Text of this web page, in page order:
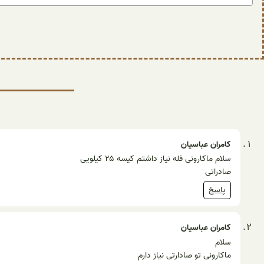
کامران عباسیان
سلام ماکارونی فله نیاز داشتم کیسه ۲۵ کیلویی
صادراتی
پاسخ
کامران عباسیان
سلام
ماکارونی تو صادارتی نیاز دارم